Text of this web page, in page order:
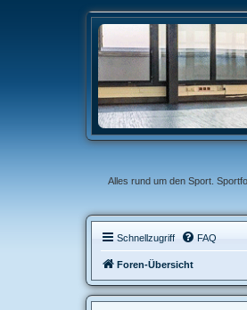
Alles rund um den Sport.
Schnellzugriff FAQ
Foren-Übersicht